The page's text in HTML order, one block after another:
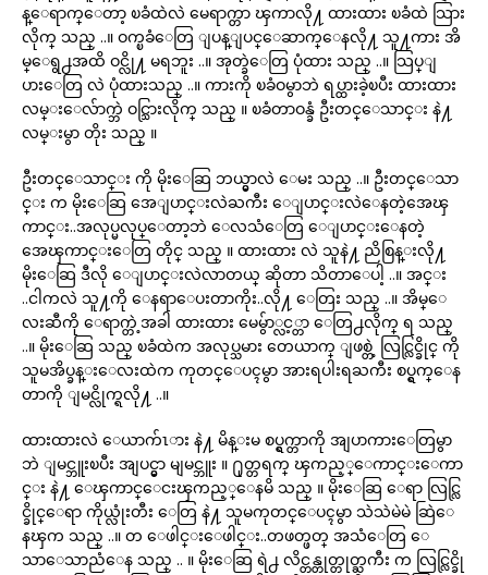
န္ေရာက္ေတာ့ ၿခံထဲလဲ မေရာက္တာ ၾကာလို႔ ထားထား ၿခံထဲ သြား
လိုက္ သည္ ..။ ဝက္ၿခံေတြ ျပန္ျပင္ေဆာက္ေနလို႔ သူ႔ကား အိ
မ္ေရွ႕အထိ ဝင္လို႔ မရဘူး ..။ အုတ္ခဲေတြ ပုံထား သည္ ..။ သြပ္ျ
ပားေတြ လဲ ပုံထားသည္ ..။ ကားကို ၿခံဝမွာဘဲ ရပ္ထားခဲ့ၿပီး ထားထား
လမ္းေလ်ာက္ဘဲ ဝင္သြားလိုက္ သည္ ။ ၿခံတာဝန္ခံ ဦးတင္ေသာင္း နဲ႔
လမ္းမွာ တိုး သည္ ။
ဦးတင္ေသာင္း ကို မိုးေဆြ ဘယ္မွာလဲ ေမး သည္ ..။ ဦးတင္ေသာ
င္း က မိုးေဆြ အေျပာင္းလဲႀကီး ေျပာင္းလဲေနတဲ့အေၾ
ကာင္း..အလုပ္မလုပ္ေတာ့ဘဲ ေလသံေတြ ေျပာင္းေနတဲ့
အေၾကာင္းေတြ တိုင္ သည္ ။ ထားထား လဲ သူနဲ႔ ညိစြန္းလို႔
မိုးေဆြ ဒီလို ေျပာင္းလဲလာတယ္ ဆိုတာ သိတာေပါ့ ..။ အင္း
..ငါကလဲ သူ႔ကို ေနရာေပးတာကိုး..လို႔ ေတြး သည္ ..။ အိမ္ေ
လးဆီကို ေရာက္တဲ့အခါ ထားထား မေမွ်ာ္လင့္တာ ေတြ႕လိုက္ ရ သည္
..။ မိုးေဆြ သည္ ၿခံထဲက အလုပ္သမား တေယာက္ ျဖစ္တဲ့ လြင္လြင္ခိုင္ ကို
သူမအိပ္ခန္းေလးထဲက ကုတင္ေပၚမွာ အားရပါးရႀကီး စပ္ရွက္ေန
တာကို ျမင္လိုက္ရလို႔ ..။
ထားထားလဲ ေယာက်ၤား နဲ႔ မိန္းမ စပ္ရွက္တာကို အျပာကားေတြမွာ
ဘဲ ျမင္ဘူးၿပီး အျပင္မွာ မျမင္ဘူး ။ ႐ုတ္တရက္ ၾကည့္ေကာင္းေကာ
င္း နဲ႔ ေၾကာင္ေငးၾကည့္ေနမိ သည္ ။ မိုးေဆြ ေရာ လြင္လြ
င္ခိုင္ေရာ ကိုယ္လုံးတီး ေတြ နဲ႔ သူမကုတင္ေပၚမွာ သဲသဲမဲမဲ ဆြဲေ
နၾက သည္ ..။ တ ေဖါင္းေဖါင္း..တဖတ္ဖတ္ အသံေတြ ေ
သာေသာညံေန သည္ .. ။ မိုးေဆြ ရဲ႕ လိင္တန္တုတ္တုတ္ႀကီး က လြင္လြင္ခို